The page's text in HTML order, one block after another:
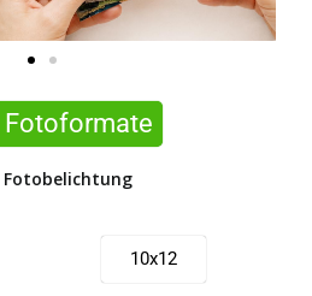
Fotoformate
Fotobelichtung
10x12